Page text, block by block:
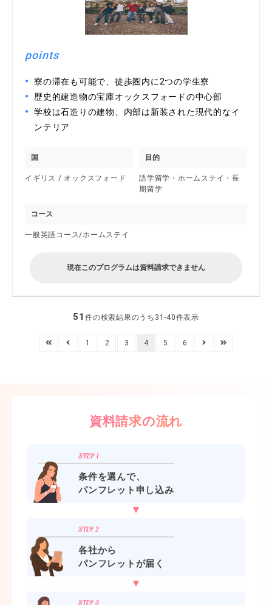
points
寮の滞在も可能で、徒歩圏内に2つの学生寮
歴史的建造物の宝庫オックスフォードの中心部
学校は石造りの建物、内部は新装された現代的なイ
ンテリア
国
イギリス / オックスフォード
目的
語学留学・ホームステイ・長
期留学
コース
一般英語コース/ホームステイ
現在このプログラムは資料請求できません
51件の検索結果のうち31-40件表示
1 2 3 4 5 6
資料請求の流れ
条件を選んで、
パンフレット申し込み
各社から
パンフレットが届く